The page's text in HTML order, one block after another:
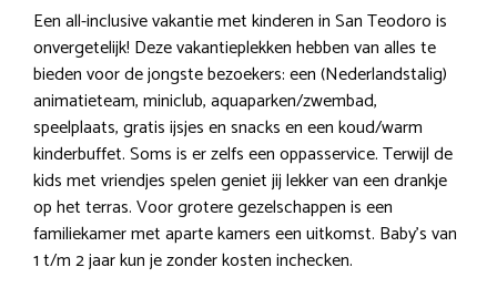
Een all-inclusive vakantie met kinderen in San Teodoro is
onvergetelijk! Deze vakantieplekken hebben van alles te
bieden voor de jongste bezoekers: een (Nederlandstalig)
animatieteam, miniclub, aquaparken/zwembad,
speelplaats, gratis ijsjes en snacks en een koud/warm
kinderbuffet. Soms is er zelfs een oppasservice. Terwijl de
kids met vriendjes spelen geniet jij lekker van een drankje
op het terras. Voor grotere gezelschappen is een
familiekamer met aparte kamers een uitkomst. Baby’s van
1 t/m 2 jaar kun je zonder kosten inchecken.